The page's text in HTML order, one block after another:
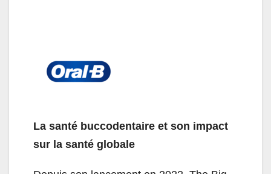
La santé buccodentaire et son impact
sur la santé globale